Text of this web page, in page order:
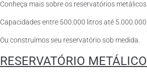
Conheça mais sobre os reservatórios metálicos
Capacidades entre 500.000 litros até 5.000.000
Ou construímos seu reservatório sob medida.
RESERVATÓRIO